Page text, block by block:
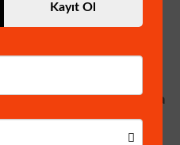
görüşte, MAX 500 A)
İç Ve Dış Mekan Kullanımına
Kayıt Ol